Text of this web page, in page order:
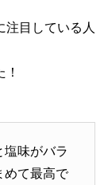
注目している人
味がバラ
めて最高で